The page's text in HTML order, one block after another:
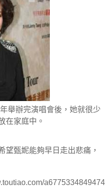
舉辦完演唱會後，她就很少
在家庭中。
望甄妮能夠早日走出悲痛，
a6775334849474